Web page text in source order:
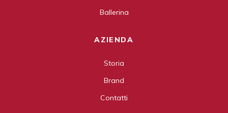
Ballerina
AZIENDA
Storia
Brand
Contatti